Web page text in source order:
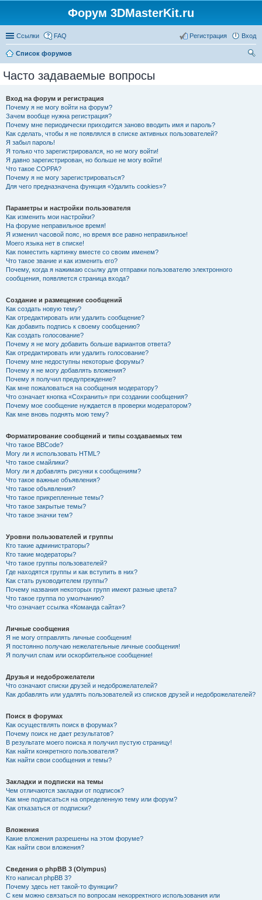
Форум 3DMasterKit.ru
Ссылки FAQ Вход
Регистрация
Список форумов
Часто задаваемые вопросы
Вход на форум и регистрация
Почему я не могу войти на форум?
Зачем вообще нужна регистрация?
Почему мне периодически приходится заново вводить имя и пароль?
Как сделать, чтобы я не появлялся в списке активных пользователей?
Я забыл пароль!
Я только что зарегистрировался, но не могу войти!
Я давно зарегистрирован, но больше не могу войти!
Что такое COPPA?
Почему я не могу зарегистрироваться?
Для чего предназначена функция «Удалить cookies»?
Параметры и настройки пользователя
Как изменить мои настройки?
На форуме неправильное время!
Я изменил часовой пояс, но время все равно неправильное!
Моего языка нет в списке!
Как поместить картинку вместе со своим именем?
Что такое звание и как изменить его?
Почему, когда я нажимаю ссылку для отправки пользователю электронного
сообщения, появляется страница входа?
Создание и размещение сообщений
Как создать новую тему?
Как отредактировать или удалить сообщение?
Как добавить подпись к своему сообщению?
Как создать голосование?
Почему я не могу добавить больше вариантов ответа?
Как отредактировать или удалить голосование?
Почему мне недоступны некоторые форумы?
Почему я не могу добавлять вложения?
Почему я получил предупреждение?
Как мне пожаловаться на сообщения модератору?
Что означает кнопка «Сохранить» при создании сообщения?
Почему мое сообщение нуждается в проверки модератором?
Как мне вновь поднять мою тему?
Форматирование сообщений и типы создаваемых тем
Что такое BBCode?
Могу ли я использовать HTML?
Что такое смайлики?
Могу ли я добавлять рисунки к сообщениям?
Что такое важные объявления?
Что такое объявления?
Что такое прикрепленные темы?
Что такое закрытые темы?
Что такое значки тем?
Уровни пользователей и группы
Кто такие администраторы?
Кто такие модераторы?
Что такое группы пользователей?
Где находятся группы и как вступить в них?
Как стать руководителем группы?
Почему названия некоторых групп имеют разные цвета?
Что такое группа по умолчанию?
Что означает ссылка «Команда сайта»?
Личные сообщения
Я не могу отправлять личные сообщения!
Я постоянно получаю нежелательные личные сообщения!
Я получил спам или оскорбительное сообщение!
Друзья и недоброжелатели
Что означают списки друзей и недоброжелателей?
Как добавлять или удалять пользователей из списков друзей и недоброжелателей?
Поиск в форумах
Как осуществлять поиск в форумах?
Почему поиск не дает результатов?
В результате моего поиска я получил пустую страницу!
Как найти конкретного пользователя?
Как найти свои сообщения и темы?
Закладки и подписки на темы
Чем отличаются закладки от подписок?
Как мне подписаться на определенную тему или форум?
Как отказаться от подписки?
Вложения
Какие вложения разрешены на этом форуме?
Как найти свои вложения?
Сведения о phpBB 3 (Olympus)
Кто написал phpBB 3?
Почему здесь нет такой-то функции?
С кем можно связаться по вопросам некорректного использования или